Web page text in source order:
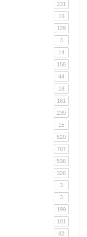
231
16
129
3
14
158
44
18
161
239
15
520
707
536
326
3
3
199
101
82